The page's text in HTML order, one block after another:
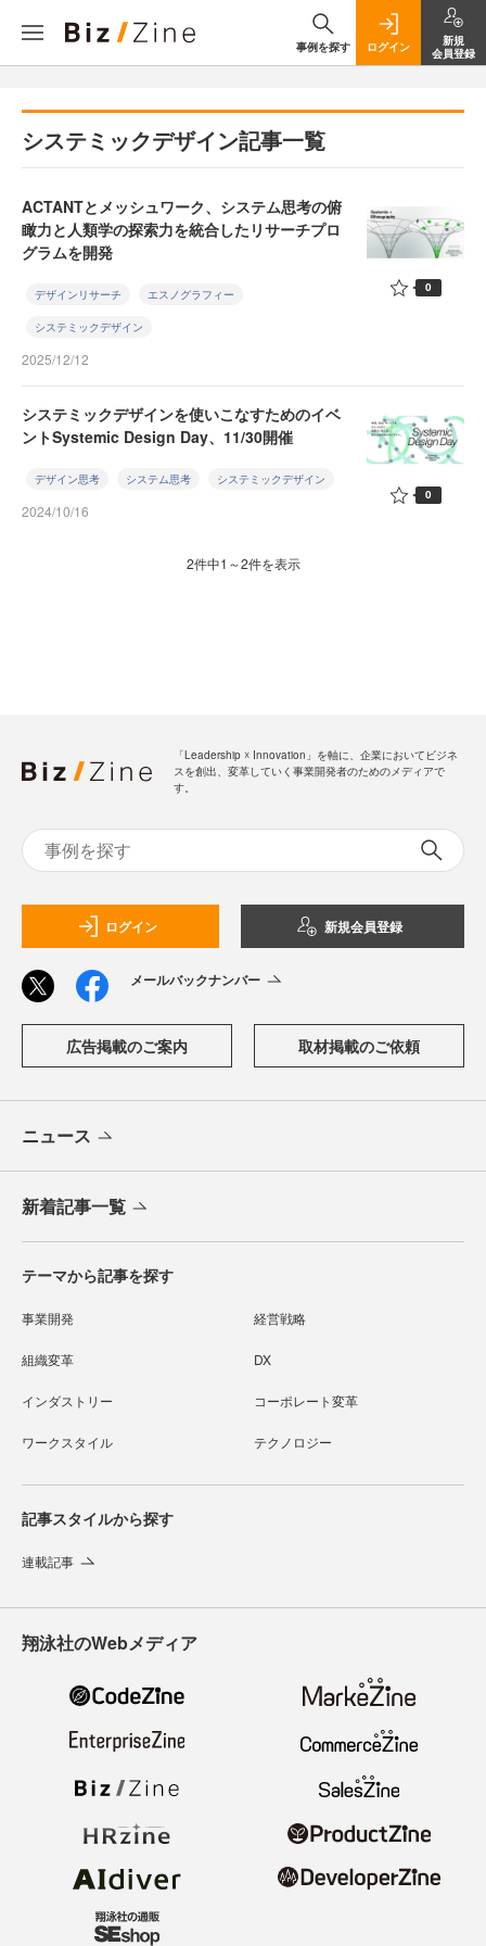
事例を探す ログイン
新規
会員登録
システミックデザイン記事一覧
ACTANTとメッシュワーク、システム思考の俯
瞰力と人類学の探索力を統合したリサーチプロ
グラムを開発
デザインリサーチ エスノグラフィー
システミックデザイン
2025/12/12
0
システミックデザインを使いこなすためのイベ
ントSystemic Design Day、11/30開催
デザイン思考 システム思考 システミックデザイン
2024/10/16
0
2件中1～2件を表示
「Leadership ☓ Innovation」を軸に、企業においてビジネ
スを創出、変革していく事業開発者のためのメディアで
す。
ログイン 新規会員登録
メールバックナンバー
広告掲載のご案内 取材掲載のご依頼
ニュース
新着記事一覧
テーマから記事を探す
事業開発 経営戦略
組織変革 DX
インダストリー コーポレート変革
ワークスタイル テクノロジー
記事スタイルから探す
連載記事
翔泳社のWebメディア